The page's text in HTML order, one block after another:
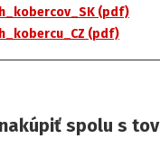
(pdf)
(pdf)
spolu s